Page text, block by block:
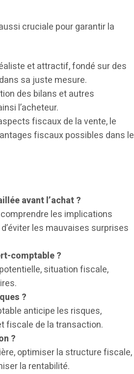
cruciale pour garantir la
et attractif, fondé sur des
sa juste mesure.
des bilans et autres
l’acheteur.
fiscaux de la vente, le
fiscaux possibles dans le
avant l’achat ?
les implications
les mauvaises surprises
comptable ?
situation fiscale,
?
anticipe les risques,
fiscale de la transaction.
?
optimiser la structure fiscale,
la rentabilité.